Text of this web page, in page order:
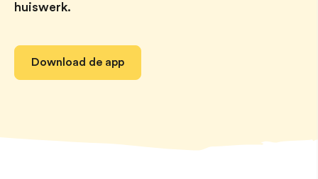
huiswerk.
Download de app